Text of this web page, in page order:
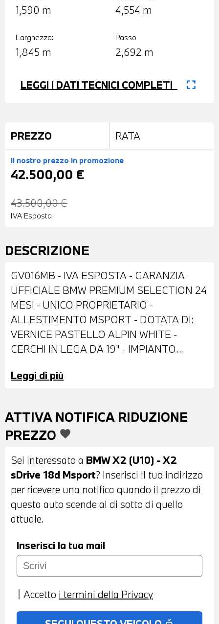
1,590 m 4,554 m
Larghezza:
1,845 m
Passo
2,692 m
LEGGI I DATI TECNICI COMPLETI fullscreen
PREZZO RATA
Il nostro prezzo in promozione
42.500,00 €
43.500,00 €
IVA Esposta
DESCRIZIONE
GV016MB - IVA ESPOSTA - GARANZIA
UFFICIALE BMW PREMIUM SELECTION 24
MESI - UNICO PROPRIETARIO -
ALLESTIMENTO MSPORT - DOTATA DI:
VERNICE PASTELLO ALPIN WHITE -
CERCHI IN LEGA DA 19" - IMPIANTO
FARI LED ADATTIVI - RETROVISORI
E LUNOTTO OSCURATI - VETRI AD
ISOLAMENTO ACUSTICO - SENSORI DI
TELECAMERA POSTERIORE - COMFORT
ACCESS SYSTEM - INTERNI IN
ALCANTARA MISTO PELLE VEGANZA
NERA - VOLANTE SPORTIVO M IN PELLE
CON COMANDI MULTIFUNZIONE - CRUISE
CONTROL - CAMBIO AUTOMATICO CON
LEVE AL VOLANTE - ACTIVE GUARD -
NAVIGATORE - BLUETOOTH - USB -
CHIAMATA DI EMERGENZA -
CLIMATIZZATORE AUTOMATICO BIZONA -
Leggi di più
ATTIVA NOTIFICA RIDUZIONE
PREZZO favorite
Sei interessato a BMW X2 (U10) - X2
sDrive 18d Msport? Inserisci il tuo indirizzo
per ricevere una notifica quando il prezzo di
questa auto scende al di sotto di quello
attuale.
Inserisci la tua mail
Accetto i termini della Privacy